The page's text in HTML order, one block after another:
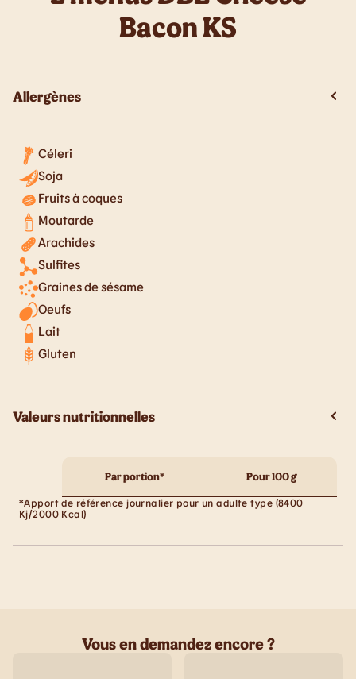
Bacon KS
Allergènes
Céleri
Soja
Fruits à coques
Moutarde
Arachides
Sulfites
Graines de sésame
Oeufs
Lait
Gluten
Valeurs nutritionnelles
Par portion* Pour 100 g
*Apport de référence journalier pour un adulte type (8400
Kj/2000 Kcal)
Vous en demandez encore ?